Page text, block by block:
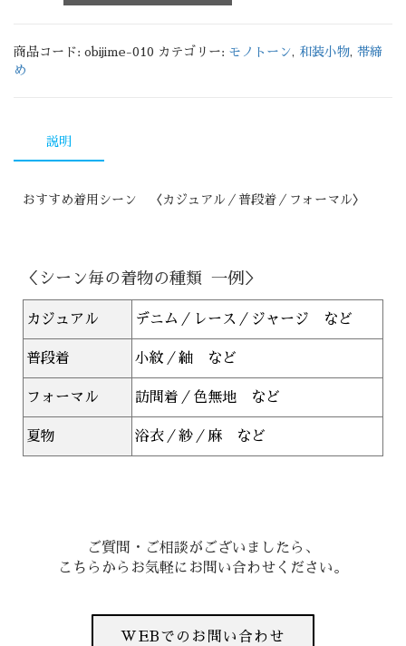
商品コード: obijime-010 カテゴリー: モノトーン 和装小物 帯締
め
説明
おすすめ着用シーン 〈カジュアル／普段着／フォーマル〉
＜シーン毎の着物の種類 一例＞
カジュアル デニム／レース／ジャージ など
普段着 小紋／紬 など
フォーマル 訪問着／色無地 など
夏物 浴衣／紗／麻 など
ご質問・ご相談がございましたら、
こちらからお気軽にお問い合わせください。
WEBでのお問い合わせ